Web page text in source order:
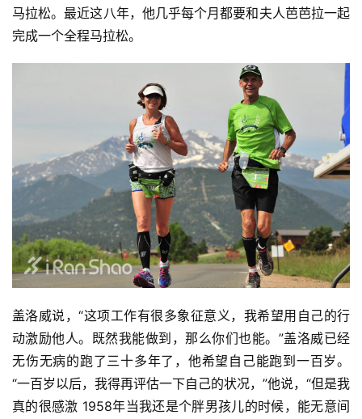
马拉松。最近这八年，他几乎每个月都要和夫人芭芭拉一起
完成一个全程马拉松。
盖洛威说，“这项工作有很多象征意义，我希望用自己的行
动激励他人。既然我能做到，那么你们也能。”盖洛威已经
无伤无病的跑了三十多年了，他希望自己能跑到一百岁。
“一百岁以后，我得再评估一下自己的状况，”他说，“但是我
真的很感激 1958年当我还是个胖男孩儿的时候，能无意间